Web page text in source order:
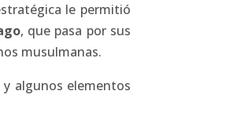
le permitió
, que pasa por sus
musulmanas.
algunos elementos